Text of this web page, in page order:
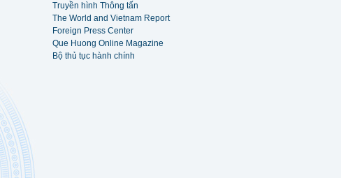
Truyền hình Thông tấn
The World and Vietnam Report
Foreign Press Center
Que Huong Online Magazine
Bộ thủ tục hành chính